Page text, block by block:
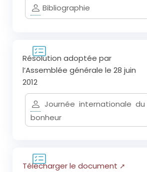
Bibliographie
Résolution adoptée par
l’Assemblée générale le 28 juin
2012
Journée internationale du
bonheur
Télécharger le document